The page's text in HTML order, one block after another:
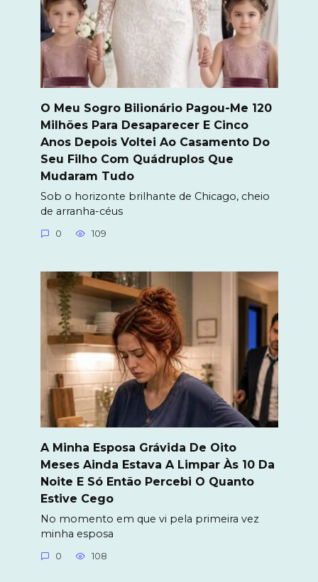
O Meu Sogro Bilionário Pagou-Me 120
Milhões Para Desaparecer E Cinco
Anos Depois Voltei Ao Casamento Do
Seu Filho Com Quádruplos Que
Mudaram Tudo
Sob o horizonte brilhante de Chicago, cheio
de arranha-céus
0 109
A Minha Esposa Grávida De Oito
Meses Ainda Estava A Limpar Às 10 Da
Noite E Só Então Percebi O Quanto
Estive Cego
No momento em que vi pela primeira vez
minha esposa
0 108